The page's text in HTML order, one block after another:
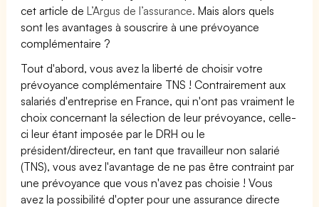
cet article deL’Argus de l’assurance. Mais alors quels
sont les avantages à souscrire à une prévoyance
complémentaire ?
Tout d'abord, vous avez la liberté de choisir votre
prévoyance complémentaire TNS ! Contrairement aux
salariés d'entreprise en France, qui n'ont pas vraiment le
choix concernant la sélection de leur prévoyance, celle-
ci leur étant imposée par le DRH ou le
président/directeur, en tant que travailleur non salarié
(TNS), vous avez l'avantage de ne pas être contraint par
une prévoyance que vous n'avez pas choisie ! Vous
avez la possibilité d'opter pour une assurance directe